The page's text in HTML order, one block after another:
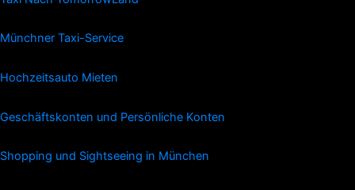
Münchner Taxi-Service
Hochzeitsauto Mieten
Geschäftskonten und Persönliche Konten
Shopping und Sightseeing in München